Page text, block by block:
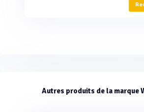
Autres produits de la marque